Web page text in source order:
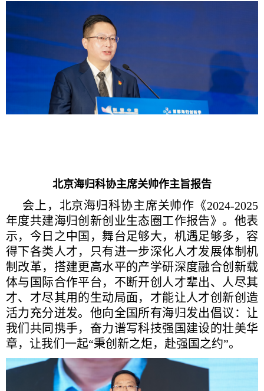
北京海归科协主席关帅作主旨报告
会上，北京海归科协主席关帅作《2024-2025
年度共建海归创新创业生态圈工作报告》。他表
示，今日之中国，舞台足够大，机遇足够多，容
得下各类人才，只有进一步深化人才发展体制机
制改革，搭建更高水平的产学研深度融合创新载
体与国际合作平台，不断开创人才辈出、人尽其
才、才尽其用的生动局面，才能让人才创新创造
活力充分迸发。他向全国所有海归发出倡议：让
我们共同携手，奋力谱写科技强国建设的壮美华
章，让我们一起“秉创新之炬，赴强国之约”。